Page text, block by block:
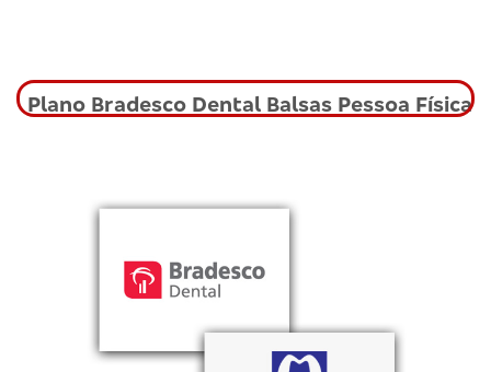
Plano Bradesco Dental Balsas Pessoa Física